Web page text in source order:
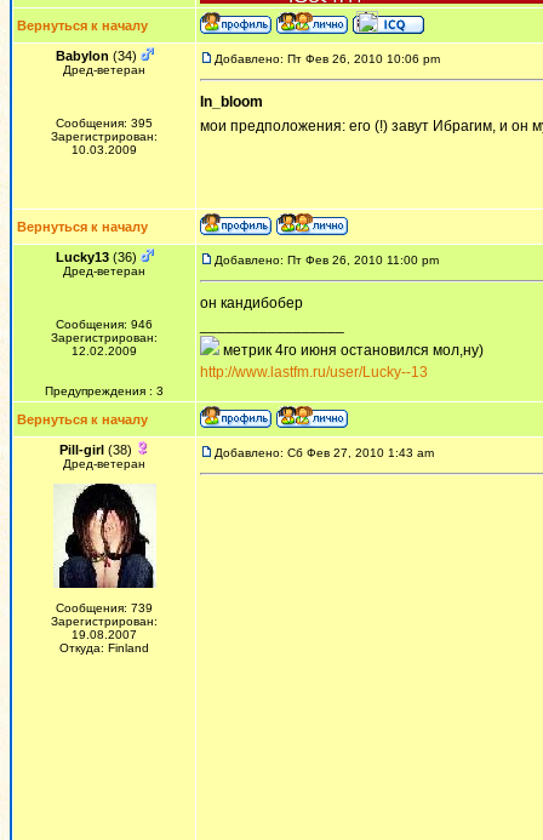
Вернуться к началу
Babylon (34)
Дред-ветеран
Сообщения: 395
Зарегистрирован:
10.03.2009
Добавлено: Пт Фев 26, 2010 10:06 pm
In_bloom
мои предположения: его (!) завут Ибрагим, и он
Вернуться к началу
Lucky13(36)
Дред-ветеран
Сообщения: 946
Зарегистрирован:
12.02.2009
Предупреждения : 3
Добавлено: Пт Фев 26, 2010 11:00 pm
он кандибобер
метрик 4го июня остановился мол,ну)
http://www.lastfm.ru/user/Lucky--13
Вернуться к началу
Pill-girl (38)
Дред-ветеран
Сообщения: 739
Зарегистрирован:
19.08.2007
Откуда: Finland
Добавлено: Сб Фев 27, 2010 1:43 am